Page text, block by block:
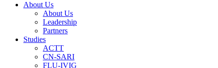
About Us
About Us
Leadership
Partners
Studies
ACTT
CN-SARI
FLU-IVIG